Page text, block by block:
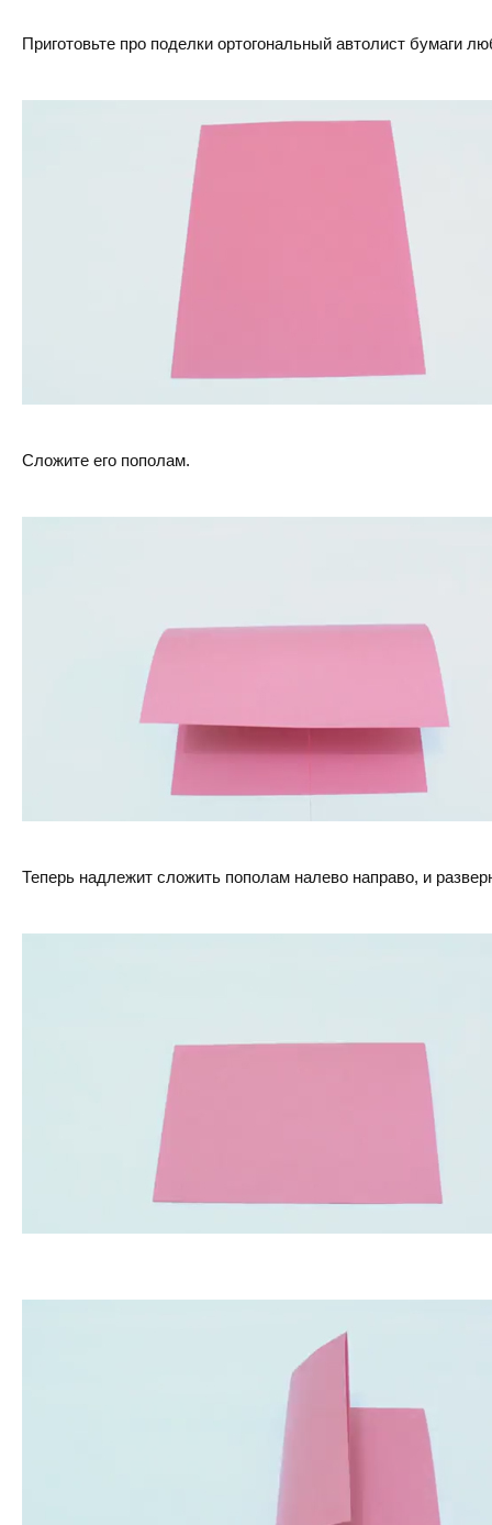
Приготовьте про поделки ортогональный автолист бумаги
Сложите его пополам.
Теперь надлежит сложить пополам налево направо, и